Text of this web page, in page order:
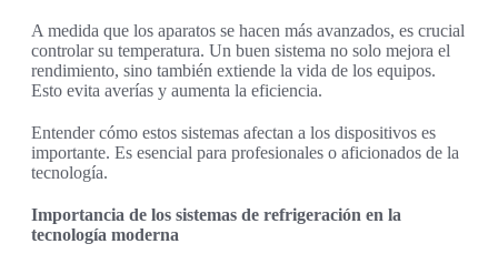
A medida que los aparatos se hacen más avanzados, es crucial
controlar su temperatura. Un buen sistema no solo mejora el
rendimiento, sino también extiende la vida de los equipos.
Esto evita averías y aumenta la eficiencia.
Entender cómo estos sistemas afectan a los dispositivos es
importante. Es esencial para profesionales o aficionados de la
tecnología.
Importancia de los sistemas de refrigeración en la
tecnología moderna